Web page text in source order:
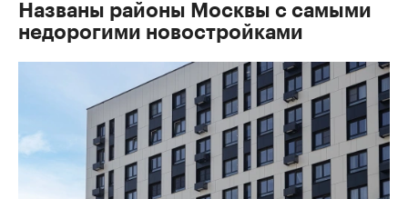
Названы районы Москвы с самыми
недорогими новостройками